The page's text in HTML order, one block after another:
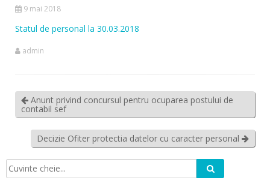
9 mai 2018
Statul de personal la 30.03.2018
admin
Anunt privind concursul pentru ocuparea postului de
contabil sef
Decizie Ofiter protectia datelor cu caracter personal